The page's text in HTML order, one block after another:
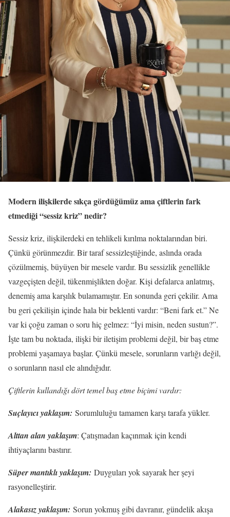
Modern ilişkilerde sıkça gördüğümüz ama çiftlerin fark
etmediği “sessiz kriz” nedir?
Sessiz kriz, ilişkilerdeki en tehlikeli kırılma noktalarından biri.
Çünkü görünmezdir. Bir taraf sessizleştiğinde, aslında orada
çözülmemiş, büyüyen bir mesele vardır. Bu sessizlik genellikle
vazgeçişten değil, tükenmişlikten doğar. Kişi defalarca anlatmış,
denemiş ama karşılık bulamamıştır. En sonunda geri çekilir. Ama
bu geri çekilişin içinde hala bir beklenti vardır: “Beni fark et.” Ne
var ki çoğu zaman o soru hiç gelmez: “İyi misin, neden sustun?”.
İşte tam bu noktada, ilişki bir iletişim problemi değil, bir baş etme
problemi yaşamaya başlar. Çünkü mesele, sorunların varlığı değil,
o sorunların nasıl ele alındığıdır.
Çiftlerin kullandığı dört temel baş etme biçimi vardır:
Suçlayıcı yaklaşım: Sorumluluğu tamamen karşı tarafa yükler.
Alttan alan yaklaşım: Çatışmadan kaçınmak için kendi
ihtiyaçlarını bastırır.
Süper mantıklı yaklaşım: Duyguları yok sayarak her şeyi
rasyonelleştirir.
Alakasız yaklaşım: Sorun yokmuş gibi davranır, gündelik akışa